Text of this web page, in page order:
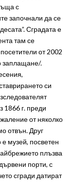
с
започнали да се
Сградата е
там се
от 2002
заплащане/.
си
1866 г. преди
от няколко
отвън. Друг
музей, посветен
плъзва
порти, с
сгради датират